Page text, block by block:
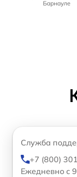
Барнауле
Служба
+7 (800)
Ежедневно с